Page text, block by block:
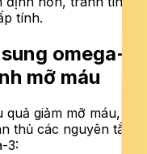
tính.
omega-3
mỡ máu
giảm mỡ máu, việc
thủ các nguyên tắc
3: